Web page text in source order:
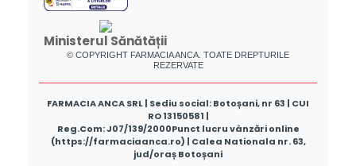
Ministerul Sănătății
© COPYRIGHT FARMACIA ANCA. TOATE DREPTURILE
REZERVATE
FARMACIA ANCA SRL | Sediu social: Botoșani, nr 63 | CUI
RO 13150581 |
Reg.Com: J07/139/2000Punct lucru vânzări online
(https://farmaciaanca.ro) | Calea Nationala nr. 63,
jud/oraș Botoșani